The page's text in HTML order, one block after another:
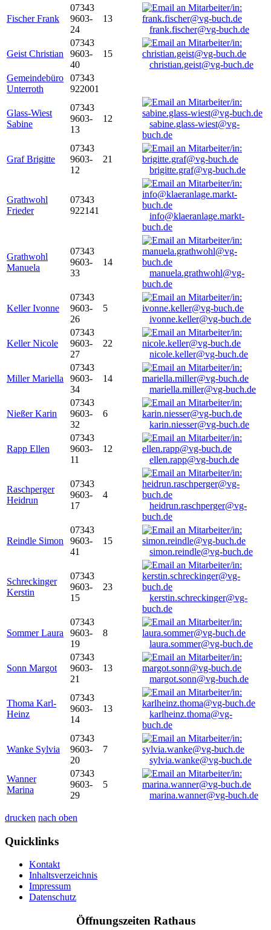
Fischer Frank
07343
9603-
24
13
frank.fischer@vg-buch.de
Geist Christian
07343
9603-
40
15
christian.geist@vg-buch.de
Gemeindebüro
Unterroth
07343
922001
Glass-Wiest
Sabine
07343
9603-
13
12
sabine.glass-wiest@vg-
buch.de
Graf Brigitte
07343
9603-
12
21
brigitte.graf@vg-buch.de
Grathwohl
Frieder
07343
922141
info@klaeranlage.markt-
buch.de
Grathwohl
Manuela
07343
9603-
33
14
manuela.grathwohl@vg-
buch.de
Keller Ivonne
07343
9603-
26
5
ivonne.keller@vg-buch.de
Keller Nicole
07343
9603-
27
22
nicole.keller@vg-buch.de
Miller Mariella
07343
9603-
34
14
mariella.miller@vg-buch.de
Nießer Karin
07343
9603-
32
6
karin.niesser@vg-buch.de
Rapp Ellen
07343
9603-
11
12
ellen.rapp@vg-buch.de
Raschperger
Heidrun
07343
9603-
17
4
heidrun.raschperger@vg-
buch.de
Reindle Simon
07343
9603-
41
15
simon.reindle@vg-buch.de
Schreckinger
Kerstin
07343
9603-
15
23
kerstin.schreckinger@vg-
buch.de
Sommer Laura
07343
9603-
19
8
laura.sommer@vg-buch.de
Sonn Margot
07343
9603-
21
13
margot.sonn@vg-buch.de
Thoma Karl-
Heinz
07343
9603-
14
13
karlheinz.thoma@vg-
buch.de
Wanke Sylvia
07343
9603-
20
7
sylvia.wanke@vg-buch.de
Wanner
Marina
07343
9603-
29
5
marina.wanner@vg-buch.de
drucken nach oben
Quicklinks
Kontakt
Inhaltsverzeichnis
Impressum
Datenschutz
Öffnungszeiten Rathaus